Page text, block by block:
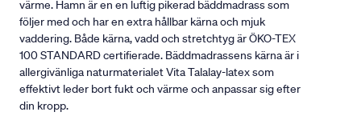
värme. Hamn är en en luftig pikerad bäddmadrass som
följer med och har en extra hållbar kärna och mjuk
vaddering. Både kärna, vadd och stretchtyg är ÖKO-TEX
100 STANDARD certifierade. Bäddmadrassens kärna är i
allergivänliga naturmaterialet Vita Talalay-latex som
effektivt leder bort fukt och värme och anpassar sig efter
din kropp.